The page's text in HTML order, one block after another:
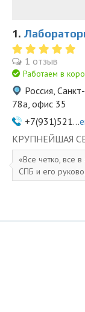
1.
1 отзыв
Работаем в
Россия,
78а, офис 35
+7(931)521...
KPУПНЕЙШAЯ
Все четко, все
СПБ и его